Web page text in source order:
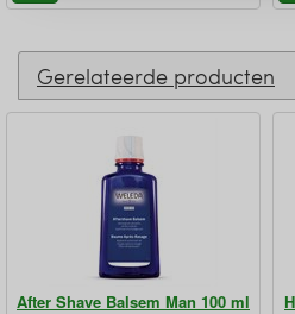
Gerelateerde producten
After Shave Balsem Man 100 ml